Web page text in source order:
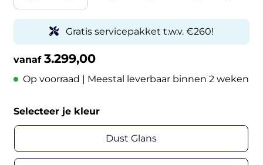
Gratis servicepakket t.w.v. €260!
vanaf3.299,00
Op voorraad | Meestal leverbaar binnen 2 weken
Selecteer je kleur
Dust Glans